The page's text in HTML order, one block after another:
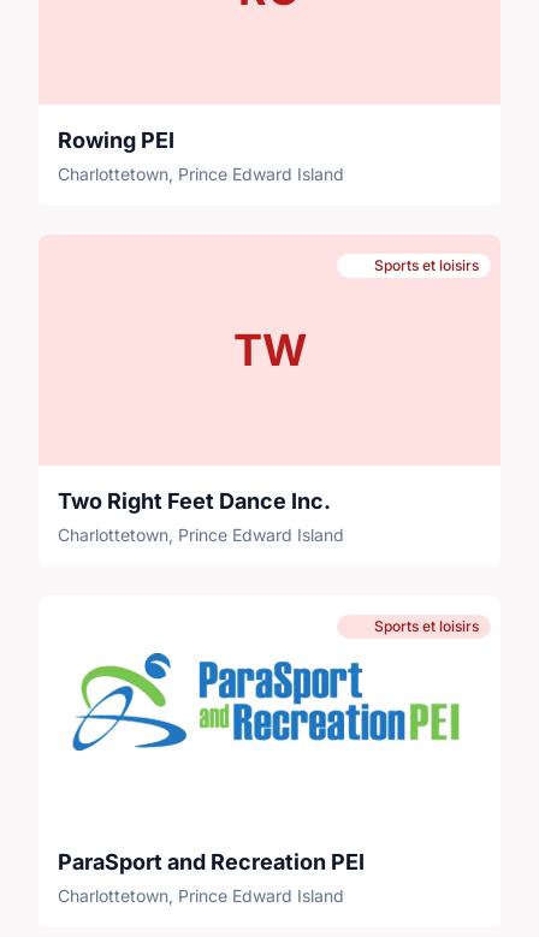
Rowing PEI
Charlottetown, Prince Edward Island
TW
Sports et loisirs
Two Right Feet Dance Inc.
Charlottetown, Prince Edward Island
Sports et loisirs
ParaSport and Recreation PEI
Charlottetown, Prince Edward Island